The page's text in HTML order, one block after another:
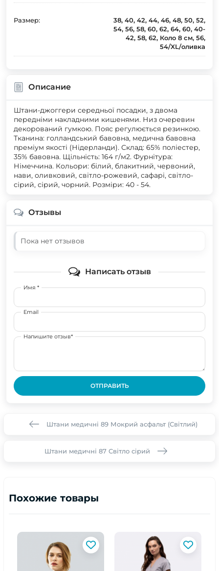
Размер:
38, 40, 42, 44, 46, 48, 50, 52,
54, 56, 58, 60, 62, 64, 60, 40-
42, 58, 62, Коло 8 см, 56,
54/XL/оливка
Описание
Штани-джоггери середньої посадки, з двома
передніми накладними кишенями. Низ очеревин
декорований гумкою. Пояс регулюється резинкою.
Тканина: голландський бавовна, медична бавовна
преміум якості (Нідерланди). Склад: 65% поліестер,
35% бавовна. Щільність: 164 г/м2. Фурнітура:
Німеччина. Кольори: білий, блакитний, червоний,
нави, оливковий, світло-рожевий, сафарі, світло-
сірий, сірий, чорний. Розміри: 40 - 54.
Отзывы
Пока нет отзывов
Написать отзыв
Имя *
Email
Напишите отзыв*
ОТПРАВИТЬ
Штани медичні 89 Мокрий асфальт (Світлий)
Штани медичні 87 Світло сірий
Похожие товары